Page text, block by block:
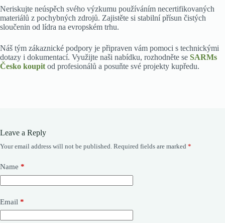
Neriskujte neúspěch svého výzkumu používáním necertifikovaných
materiálů z pochybných zdrojů. Zajistěte si stabilní přísun čistých
sloučenin od lídra na evropském trhu.
Náš tým zákaznické podpory je připraven vám pomoci s technickými
dotazy i dokumentací. Využijte naši nabídku, rozhodněte se SARMs
Česko koupit od profesionálů a posuňte své projekty kupředu.
Leave a Reply
Your email address will not be published. Required fields are marked *
Name *
Email *